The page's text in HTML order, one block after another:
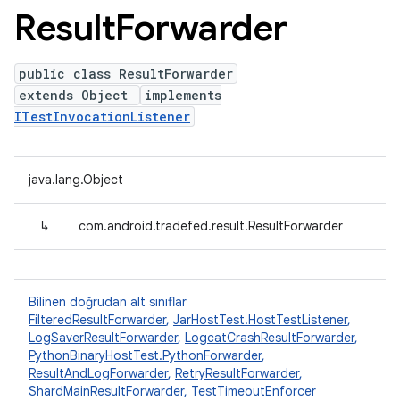
ResultForwarder
public class ResultForwarder
extends Object
implements
ITestInvocationListener
java.lang.Object
↳ com.android.tradefed.result.ResultForwarder
Bilinen doğrudan alt sınıflar
FilteredResultForwarder, JarHostTest.HostTestListener,
LogSaverResultForwarder, LogcatCrashResultForwarder,
PythonBinaryHostTest.PythonForwarder,
ResultAndLogForwarder, RetryResultForwarder,
ShardMainResultForwarder, TestTimeoutEnforcer